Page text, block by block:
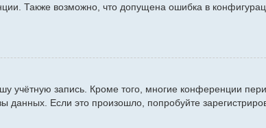
Также возможно, что допущена ошибка в
учётную запись. Кроме того, многие конференции
Если это произошло, попробуйте